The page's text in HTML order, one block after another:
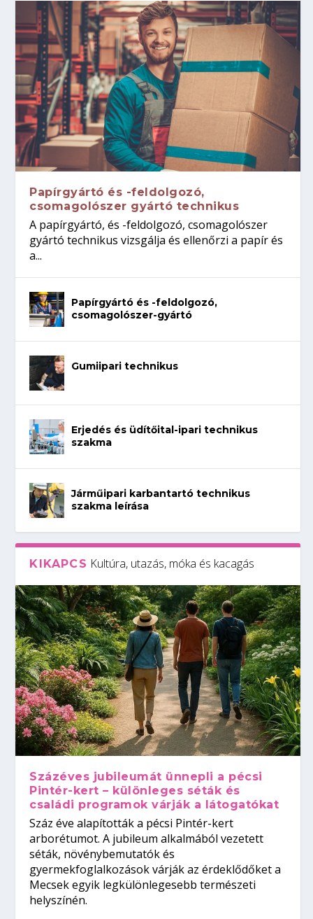
Papírgyártó és -feldolgozó,
csomagolószer gyártó technikus
A papírgyártó, és -feldolgozó, csomagolószer
gyártó technikus vizsgálja és ellenőrzi a papír és
a...
Papírgyártó és -feldolgozó,
csomagolószer-gyártó
Gumiipari technikus
Erjedés és üdítőital-ipari technikus
szakma
Járműipari karbantartó technikus
szakma leírása
KIKAPCS Kultúra, utazás, móka és kacagás
Százéves jubileumát ünnepli a pécsi
Pintér-kert – különleges séták és
családi programok várják a látogatókat
Száz éve alapították a pécsi Pintér-kert
arborétumot. A jubileum alkalmából vezetett
séták, növénybemutatók és
gyermekfoglalkozások várják az érdeklődőket a
Mecsek egyik legkülönlegesebb természeti
helyszínén.